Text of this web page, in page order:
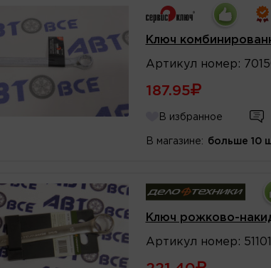
Ключ
Артикул номер :
187.95
В избранное
В магазине: больше 10
Ключ рожково-
Артикул номер :